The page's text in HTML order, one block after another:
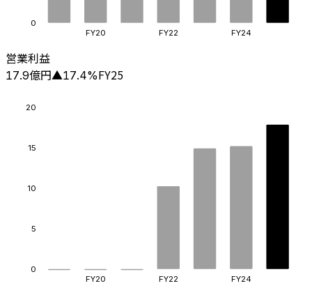
0
FY20 FY22 FY24
営業利益
17.9億円▲17.4%FY25
0
5
10
15
20
FY20 FY22 FY24